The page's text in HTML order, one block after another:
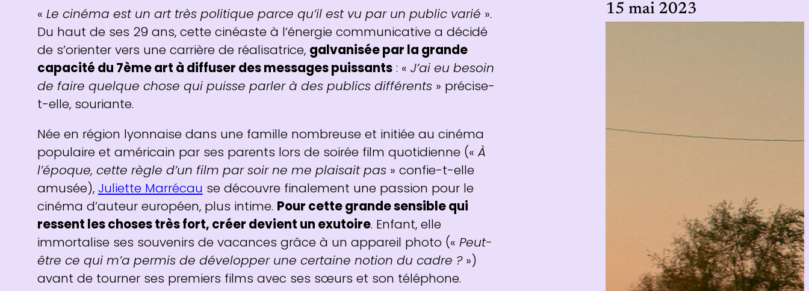
« Le cinéma est un art très politique parce qu’il est vu par un public varié ».
Du haut de ses 29 ans, cette cinéaste à l’énergie communicative a décidé
de s’orienter vers une carrière de réalisatrice, galvanisée par la grande
capacité du 7ème art à diffuser des messages puissants: « J’ai eu besoin
de faire quelque chose qui puisse parler à des publics différents» précise-
t-elle, souriante.
Née en région lyonnaise dans une famille nombreuse et initiée au cinéma
populaire et américain par ses parents lors de soirée film quotidienne («À
l’époque, cette règle d’un film par soir ne me plaisait pas» confie-t-elle
amusée), Juliette Marrécau se découvre finalement une passion pour le
cinéma d’auteur européen, plus intime. Pour cette grande sensible qui
ressent les choses très fort, créer devient un exutoire. Enfant, elle
immortalise ses souvenirs de vacances grâce à un appareil photo (« Peut-
être ce qui m’a permis de développer une certaine notion du cadre ?»)
avant de tourner ses premiers films avec ses sœurs et son téléphone.
15 mai 2023